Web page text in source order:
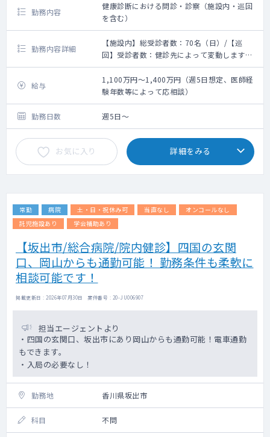
勤務内容
健康診断における問診・診察（施設内・巡回
を含む）
勤務内容詳細
【施設内】総受診者数：70名（日）/【巡
回】受診者数：健診先によって変動します
【施設健診】
施設内の健康診断・人間ドックの診察をお願
いします。
【巡回健診】
・受付終了時間から30分後くらいまでをご勤
務時間としております
・健診先：徳島県内
・受診者；協会けんぽ加入者の被扶養者の方
が主となります
はじめに説明を行った後、診察をお願いする
形になります。
も、後日、施設で二次読影を行いますので、
巡回先では読影を行っていただかなくて問題
ございません。
給与
1,100万円～1,400万円（週5日想定、医師経
験年数等によって応相談）
勤務日数 週5日～
お気に入り 詳細をみる
常勤 病院 土・日・祝休み可 当直なし
オンコールなし
託児施設あり
学会補助あり
【坂出市/総合病院/院内健診】四国の玄関
口、岡山からも通勤可能！ 勤務条件も柔軟に
相談可能です！
掲載更新日 : 2026年07月30日 案件番号 : 20-JU006907
担当エージェントより
・四国の玄関口、坂出市にあり岡山からも通勤可能！電車通勤
もできます。
・入局の必要なし！
勤務地 香川県坂出市
科目 不問